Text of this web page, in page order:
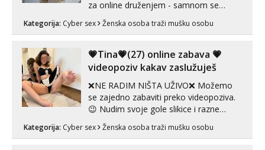
za online druženjem - samnom se
možete zabaviti preko videopoziva, ili
ako vam nisam dovoljna radim i u paru i
😉 Radim i vruća tipkanja uz slike i hot
line pozive. Za vas sam pripremila ...
Kategorija: Cyber sex Ženska osoba traži mušku osobu
💗Tina💗(27) online zabava 💗
videopoziv kakav zaslužuješ
❌NE RADIM NIŠTA UŽIVO❌ Možemo
se zajedno zabaviti preko videopoziva.
😉 Nudim svoje gole slikice i razne
videouradke. 🤩 Za online zabavu pošalji
poruku na Whatsapp, Telegram ili Viber.
Kategorija: Cyber sex Ženska osoba traži mušku osobu